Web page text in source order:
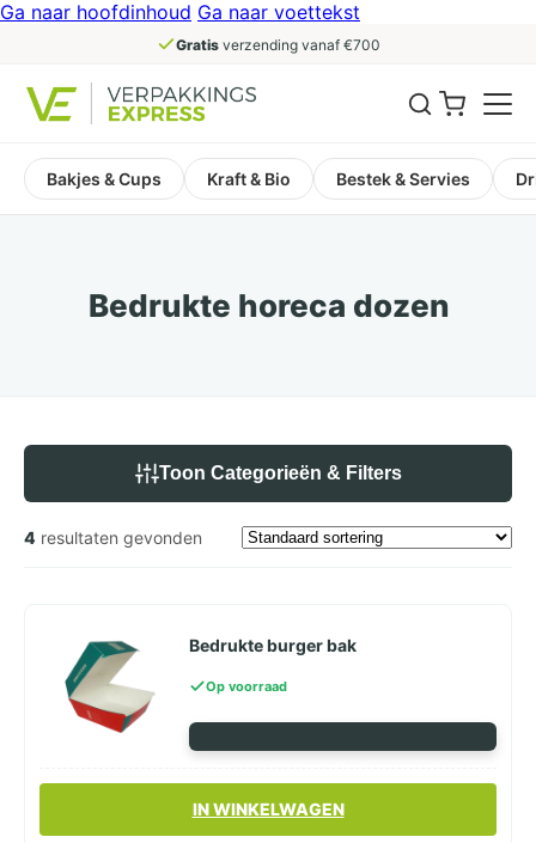
Ga naar hoofdinhoud Ga naar voettekst
Gratisverzending vanaf €700
Bakjes & Cups Kraft & Bio Bestek & Servies
Bedrukte horeca dozen
Toon Categorieën & Filters
4 resultaten gevonden
Bedrukte burger bak
Op voorraad
IN WINKELWAGEN